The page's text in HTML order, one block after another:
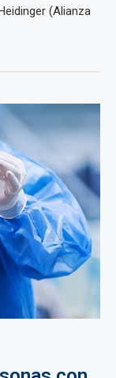
(Alianza